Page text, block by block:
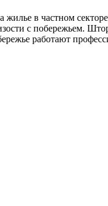
в частном
с побережьем.
работают